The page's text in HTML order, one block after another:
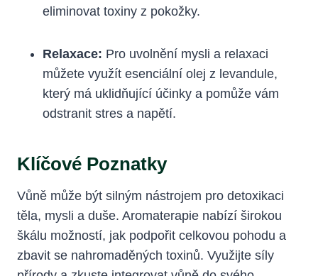
eliminovat toxiny z pokožky.
Relaxace: Pro uvolnění mysli a relaxaci
můžete využít esenciální olej z levandule,
který má uklidňující účinky a pomůže vám
odstranit stres a napětí.
Klíčové Poznatky
Vůně může být silným nástrojem pro detoxikaci
těla, mysli a duše. Aromaterapie nabízí širokou
škálu možností, jak podpořit celkovou pohodu a
zbavit se nahromaděných toxinů. Využijte síly